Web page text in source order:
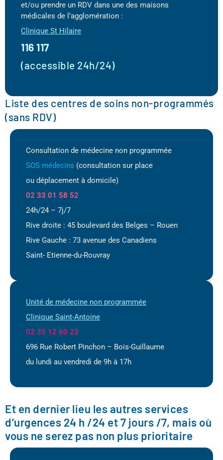
et/ou prendre un RDV dans une des maisons
médicales de l’agglomération :
Clinique St Hilaire
116 117
(accessible 24h/24)
Liste des centres de soins non-programmés
(sans RDV)
Consultation de médecine non programmée
SOS médecins (consultation sur place
ou déplacement à domicile)
02 33 01 58 52
24h/24 – 7j/7
Rive droite : 45 boulevard des Belges – Rouen
Rive Gauche : 73 avenue des Canadiens
Saint- Etienne-du-Rouvray
Unité de médecine non programmée
Clinique Saint-Antoine
02 35 12 60 23
696 Rue Robert Pinchon – Bois-Guillaume
du lundi au vendredi de 9h à 17h
Et en dernier lieu les autres services
d’urgences 24 h /24 et 7 jours /7, mais où
vous ne serez pas non plus prioritaire